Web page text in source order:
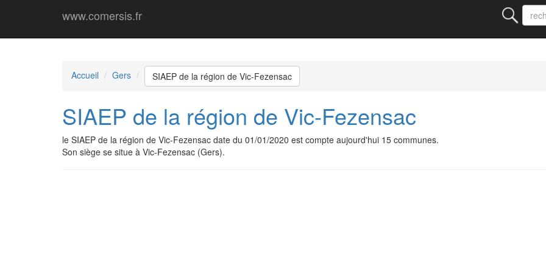
www.comersis.fr
Accueil Gers SIAEP de la région de Vic-Fezensac
SIAEP de la région de Vic-Fezensac
le SIAEP de la région de Vic-Fezensac date du 01/01/2020 est compte aujourd'hui 15 communes.
Son siège se situe à Vic-Fezensac (Gers).